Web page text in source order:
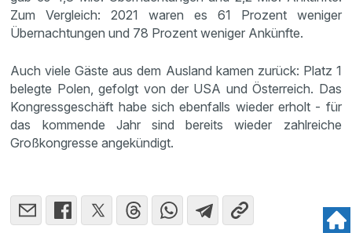
Zum Vergleich: 2021 waren es 61 Prozent weniger
Übernachtungen und 78 Prozent weniger Ankünfte.
Auch viele Gäste aus dem Ausland kamen zurück: Platz 1
belegte Polen, gefolgt von der USA und Österreich. Das
Kongressgeschäft habe sich ebenfalls wieder erholt - für
das kommende Jahr sind bereits wieder zahlreiche
Großkongresse angekündigt.